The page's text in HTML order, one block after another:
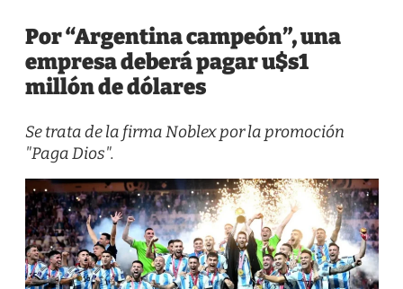
Por “Argentina campeón”, una
empresa deberá pagar u$s1
millón de dólares
Se trata de la firma Noblex por la promoción
"Paga Dios".